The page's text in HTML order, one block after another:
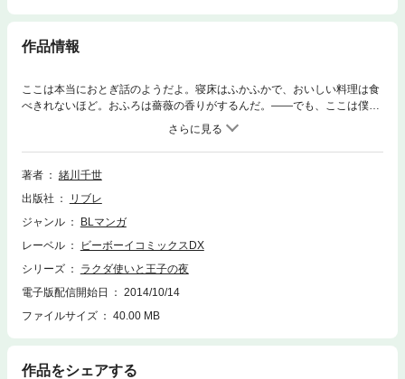
作品情報
ここは本当におとぎ話のようだよ。寝床はふかふかで、おいしい料理は食
べきれないほど。おふろは薔薇の香りがするんだ。——でも、ここは僕の
生きる場所じゃない。キャラバンの孤独な少年が、砂漠で出会ったのは王
子様でした。素敵な夢があって、努力家で、とても優しい王子様。知れば
知るほど、つのる想いを止められない少年でしたが、出て行く決心をして
——。広い夜空に瞬く小さな星のような、慎ましくも純粋な恋のおとぎ
著者
緒川千世
出版社
リブレ
ジャンル
BLマンガ
レーベル
ビーボーイコミックスDX
シリーズ
ラクダ使いと王子の夜
電子版配信開始日
2014/10/14
ファイルサイズ
40.00 MB
作品をシェアする